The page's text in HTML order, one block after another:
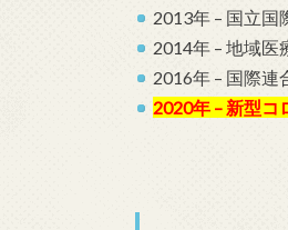
2013年 – 国立国
2014年 – 地域医
2016年 – 国際連
2020年 – 新型コ